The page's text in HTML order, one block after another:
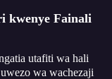
kwenye Fainali
utafiti wa hali
wa wachezaji